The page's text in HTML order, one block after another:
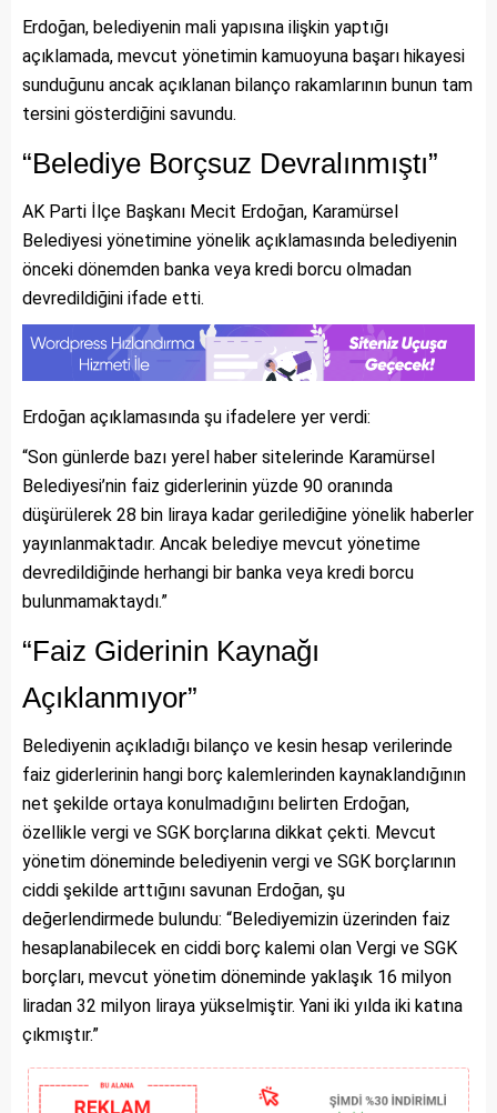
Erdoğan, belediyenin mali yapısına ilişkin yaptığı
açıklamada, mevcut yönetimin kamuoyuna başarı hikayesi
sunduğunu ancak açıklanan bilanço rakamlarının bunun tam
tersini gösterdiğini savundu.
“Belediye Borçsuz Devralınmıştı”
AK Parti İlçe Başkanı Mecit Erdoğan, Karamürsel
Belediyesi yönetimine yönelik açıklamasında belediyenin
önceki dönemden banka veya kredi borcu olmadan
devredildiğini ifade etti.
Erdoğan açıklamasında şu ifadelere yer verdi:
“Son günlerde bazı yerel haber sitelerinde Karamürsel
Belediyesi’nin faiz giderlerinin yüzde 90 oranında
düşürülerek 28 bin liraya kadar gerilediğine yönelik haberler
yayınlanmaktadır. Ancak belediye mevcut yönetime
devredildiğinde herhangi bir banka veya kredi borcu
bulunmamaktaydı.”
“Faiz Giderinin Kaynağı
Açıklanmıyor”
Belediyenin açıkladığı bilanço ve kesin hesap verilerinde
faiz giderlerinin hangi borç kalemlerinden kaynaklandığının
net şekilde ortaya konulmadığını belirten Erdoğan,
özellikle vergi ve SGK borçlarına dikkat çekti. Mevcut
yönetim döneminde belediyenin vergi ve SGK borçlarının
ciddi şekilde arttığını savunan Erdoğan, şu
değerlendirmede bulundu: “Belediyemizin üzerinden faiz
hesaplanabilecek en ciddi borç kalemi olan Vergi ve SGK
borçları, mevcut yönetim döneminde yaklaşık 16 milyon
liradan 32 milyon liraya yükselmiştir. Yani iki yılda iki katına
çıkmıştır.”